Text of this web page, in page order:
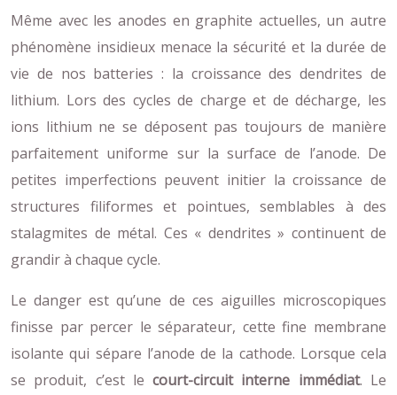
Même avec les anodes en graphite actuelles, un autre
phénomène insidieux menace la sécurité et la durée de
vie de nos batteries : la croissance des dendrites de
lithium. Lors des cycles de charge et de décharge, les
ions lithium ne se déposent pas toujours de manière
parfaitement uniforme sur la surface de l’anode. De
petites imperfections peuvent initier la croissance de
structures filiformes et pointues, semblables à des
stalagmites de métal. Ces « dendrites » continuent de
grandir à chaque cycle.
Le danger est qu’une de ces aiguilles microscopiques
finisse par percer le séparateur, cette fine membrane
isolante qui sépare l’anode de la cathode. Lorsque cela
se produit, c’est lecourt-circuit interne immédiat. Le